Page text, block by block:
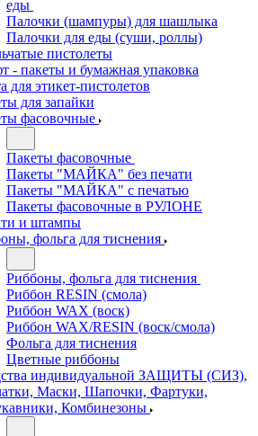
еды
Палочки (шампуры) для шашлыка
Палочки для еды (суши, роллы)
пистолеты
- пакеты и бумажная упаковка
для этикет-пистолетов
для запайки
фасовочные
Пакеты фасовочные
Пакеты "МАЙКА" без печати
Пакеты "МАЙКА" с печатью
Пакеты фасовочные в РУЛОНЕ
и штампы
фольга для тиснения
Риббоны, фольга для тиснения
Риббон RESIN (смола)
Риббон WAX (воск)
Риббон WAX/RESIN (воск/смола)
Фольга для тиснения
Цветные риббоны
индивидуальной ЗАЩИТЫ (СИЗ),
Маски, Шапочки, Фартуки,
Комбинезоны